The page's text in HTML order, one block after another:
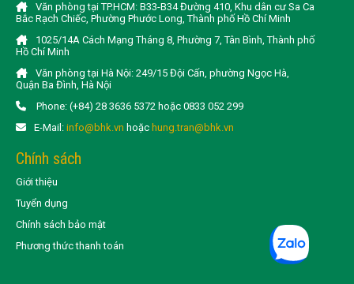
Văn phòng tại TP.HCM: B33-B34 Đường 410, Khu dân cư Sa Ca
Bắc Rạch Chiếc, Phường Phước Long, Thành phố Hồ Chí Minh
1025/14A Cách Mạng Tháng 8, Phường 7, Tân Bình, Thành phố
Hồ Chí Minh
Văn phòng tại Hà Nội: 249/15 Đội Cấn, phường Ngọc Hà,
Quận Ba Đình, Hà Nội
Phone: (+84) 28 3636 5372 hoặc 0833 052 299
E-Mail: info@bhk.vn hoặc hung.tran@bhk.vn
Chính sách
Giới thiệu
Tuyển dụng
Chính sách bảo mật
Phương thức thanh toán